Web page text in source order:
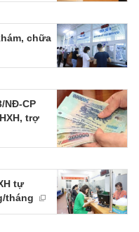
chữa
NĐ-CP
trợ
tự
tháng